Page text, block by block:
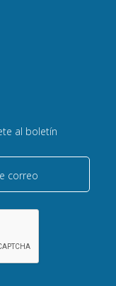
al boletín
correo